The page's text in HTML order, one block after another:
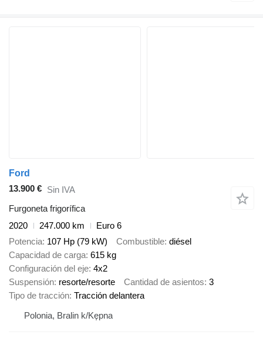
Ford
13.900 € Sin IVA
Furgoneta frigorífica
2020
247.000 km
Euro 6
Potencia 107 Hp (79 kW) Combustible diésel
Capacidad de carga 615 kg
Configuración del eje 4x2
Suspensión resorte/resorte Cantidad de asientos 3
Tipo de tracción Tracción delantera
Polonia, Bralin k/Kępna